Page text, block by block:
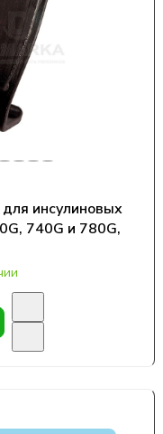
инсулиновых
740G и 780G,